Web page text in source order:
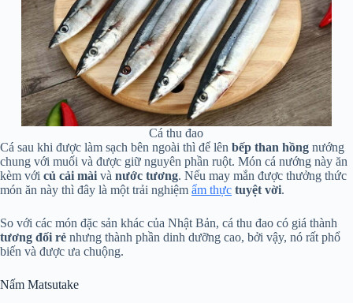
Cá thu đao
Cá sau khi được làm sạch bên ngoài thì để lên bếp than hồng nướng
chung với muối và được giữ nguyên phần ruột. Món cá nướng này ăn
kèm với củ cải mài và nước tương. Nếu may mắn được thưởng thức
món ăn này thì đây là một trải nghiệm ẩm thực tuyệt vời.
So với các món đặc sản khác của Nhật Bản, cá thu đao có giá thành
tương đối rẻ nhưng thành phần dinh dưỡng cao, bởi vậy, nó rất phổ
biến và được ưa chuộng.
Nấm Matsutake